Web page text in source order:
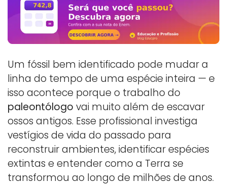
Um fóssil bem identificado pode mudar a
linha do tempo de uma espécie inteira — e
isso acontece porque o trabalho do
paleontólogo vai muito além de escavar
ossos antigos. Esse profissional investiga
vestígios de vida do passado para
reconstruir ambientes, identificar espécies
extintas e entender como a Terra se
transformou ao longo de milhões de anos.